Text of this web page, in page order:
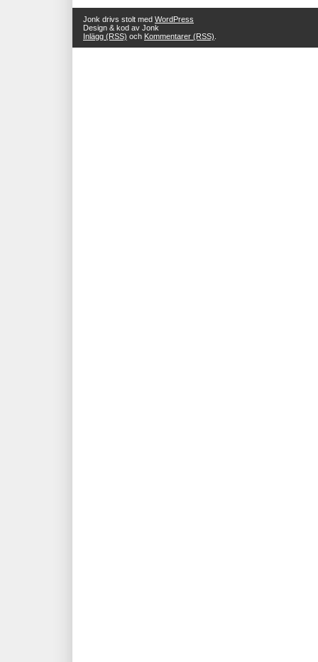
Jonk drivs stolt med WordPress
Design & kod av Jonk
Inlägg (RSS) och Kommentarer (RSS)